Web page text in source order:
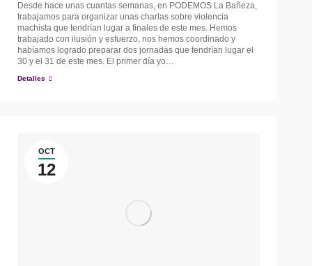
Desde hace unas cuantas semanas, en PODEMOS La Bañeza,
trabajamos para organizar unas charlas sobre violencia
machista que tendrían lugar a finales de este mes. Hemos
trabajado con ilusión y esfuerzo, nos hemos coordinado y
habíamos logrado preparar dos jornadas que tendrían lugar el
30 y el 31 de este mes. El primer día yo…
Detalles
OCT
12